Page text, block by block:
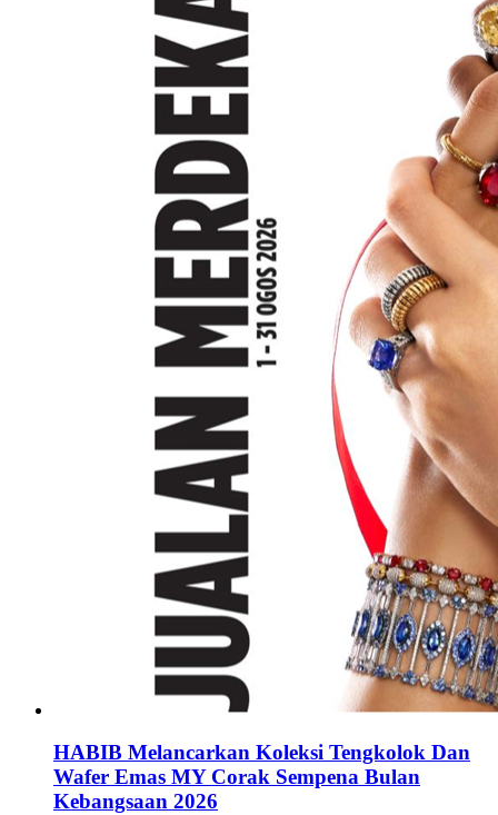
HABIB Melancarkan Koleksi Tengkolok Dan
Wafer Emas MY Corak Sempena Bulan
Kebangsaan 2026